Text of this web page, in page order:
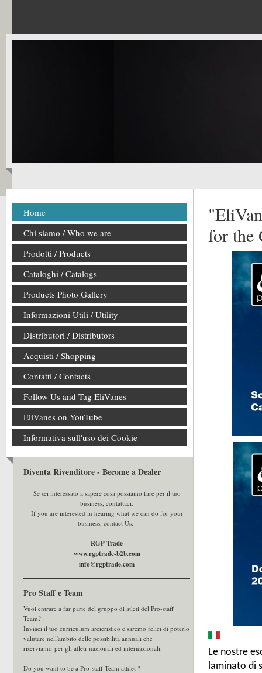
for the
Le nostre
laminato di
Home
Chi siamo / Who we are
Prodotti / Products
Cataloghi / Catalogs
Products Photo Gallery
Informazioni Utili / Utility
Distributori / Distributors
Acquisti / Shopping
Contatti / Contacts
Follow Us and Tag EliVanes
EliVanes on YouTube
Informativa sull'uso dei Cookie
Diventa Rivenditore - Become a Dealer
Se sei interessato a sapere cosa possiamo fare per il tuo
business, contattaci.
If you are interested in hearing what we can do for your
business, contact Us.
RGP Trade
www.rgptrade-b2b.com
info@rgptrade.com
Pro Staff e Team
Vuoi entrare a far parte del gruppo di atleti del Pro-staff
Team?
Inviaci il tuo curriculum arcieristico e saremo felici di poterlo
valutare nell'ambito delle possibilità annuali che
riserviamo per gli atleti nazionali ed internazionali.
Do you want to be a Pro-staff Team athlet ?